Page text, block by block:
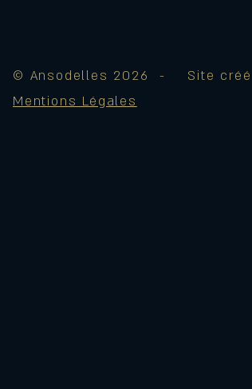
© Ansodelles 2026 - Site créé
Mentions Légales